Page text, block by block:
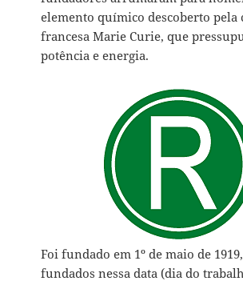
elemento químico descoberto pela
francesa Marie Curie, que
potência e energia.
Foi fundado em 1º de maio de
fundados nessa data (dia do